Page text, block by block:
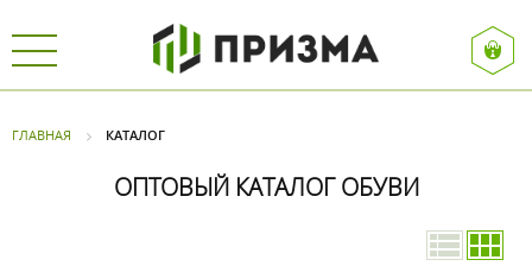
ГЛАВНАЯ КАТАЛОГ
ОПТОВЫЙ КАТАЛОГ ОБУВИ